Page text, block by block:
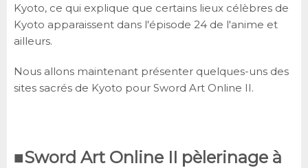
Kyoto, ce qui explique que certains lieux célèbres de
Kyoto apparaissent dans l'épisode 24 de l'anime et
ailleurs.
Nous allons maintenant présenter quelques-uns des
sites sacrés de Kyoto pour Sword Art Online II.
■Sword Art Online II pèlerinage à